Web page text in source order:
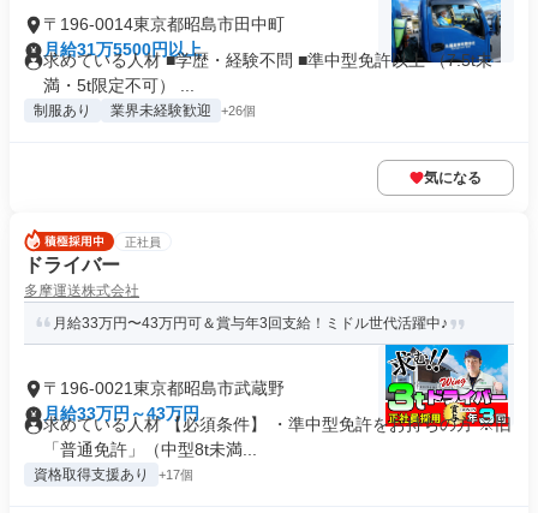
〒196-0014東京都昭島市田中町
月給31万5500円以上
求めている人材 ■学歴・経験不問 ■準中型免許以上 （7.5t未
満・5t限定不可） ...
制服あり 業界未経験歓迎 +26個
気になる
正社員
ドライバー
多摩運送株式会社
月給33万円〜43万円可＆賞与年3回支給！ミドル世代活躍中♪
〒196-0021東京都昭島市武蔵野
月給33万円～43万円
求めている人材 【必須条件】 ・準中型免許をお持ちの方 ※旧
「普通免許」（中型8t未満...
資格取得支援あり +17個